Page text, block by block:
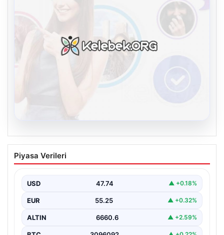
Kelebek.Org İle Dijital İletişimin Güvenli
Adresi Ve Chat Deneyimi
sağlaması büyük bir önem barındırmaktadır.
Günümüzde birçok…
Piyasa Verileri
USD 47.74 ▲ +0.18%
EUR 55.25 ▲ +0.32%
ALTIN 6660.6 ▲ +2.59%